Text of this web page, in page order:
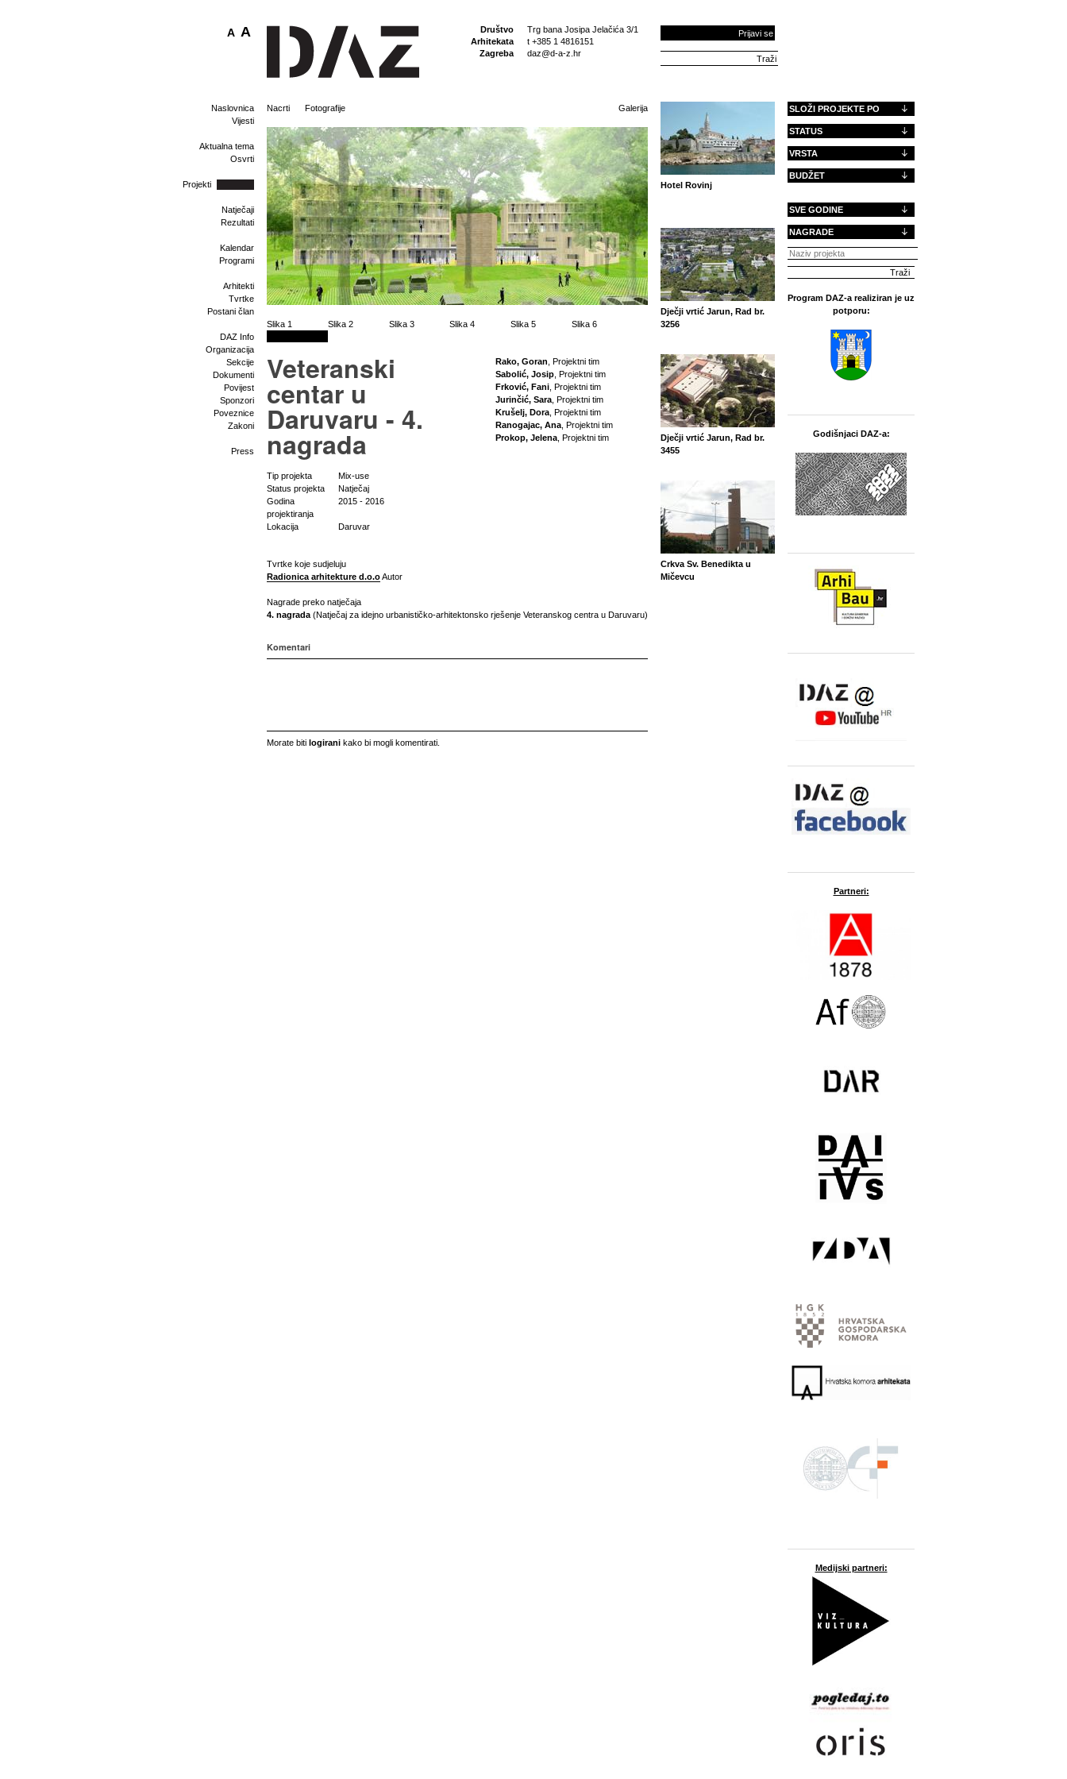
Društvo
Arhitekata
Zagreba
Trg bana Josipa Jelačića 3/1
t +385 1 4816151
daz@d-a-z.hr
Prijavi se
A A
Naslovnica
Vijesti
Aktualna tema
Osvrti
Projekti
Natječaji
Rezultati
Kalendar
Programi
Arhitekti
Tvrtke
Postani član
DAZ Info
Organizacija
Sekcije
Dokumenti
Povijest
Sponzori
Poveznice
Zakoni
Press
Nacrti Fotografije Galerija
Slika 1 Slika 2 Slika 3 Slika 4 Slika 5 Slika 6
Veteranski
centar u
Daruvaru - 4.
nagrada
Rako, Goran , Projektni tim
Sabolić, Josip , Projektni tim
Frković, Fani , Projektni tim
Jurinčić, Sara , Projektni tim
Krušelj, Dora , Projektni tim
Ranogajac, Ana , Projektni tim
Prokop, Jelena , Projektni tim
Tip projekta
Mix‐use
Status projekta
Natječaj
Godina
projektiranja
2015 - 2016
Lokacija Daruvar
Tvrtke koje sudjeluju
Radionica arhitekture d.o.oAutor
Nagrade preko natječaja
4. nagrada (Natječaj za idejno urbanističko-arhitektonsko rješenje Veteranskog centra u Daruvaru)
Komentari
Morate biti logirani kako bi mogli komentirati.
Hotel Rovinj
Dječji vrtić Jarun, Rad br.
3256
Dječji vrtić Jarun, Rad br.
3455
Crkva Sv. Benedikta u
Mičevcu
SLOŽI PROJEKTE PO
STATUS
VRSTA
BUDŽET
SVE GODINE
NAGRADE
Program DAZ-a realiziran je uz
potporu:
Godišnjaci DAZ-a:
Partneri:
Medijski partneri: